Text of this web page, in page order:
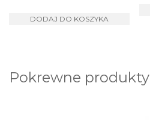
DODAJ DO KOSZYKA
Pokrewne produkty